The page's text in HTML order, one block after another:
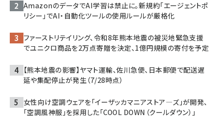
AmazonのデータでAI学習は禁止に。新規約「エージェントポ
リシー」でAI・自動化ツールの使用ルールが厳格化
ファーストリテイリング、令和8年熊本地震の被災地緊急支援
でユニクロ商品を2万点寄贈を決定、1億円規模の寄付を予定
【熊本地震の影響】ヤマト運輸、佐川急便、日本郵便で配送遅
延や集配停止が発生（7/28時点）
女性向け空調ウェアを「イーザッカマニアストア―ズ」が開発、
「空調風神服」を採用した「COOL DOWN（クールダウン）」